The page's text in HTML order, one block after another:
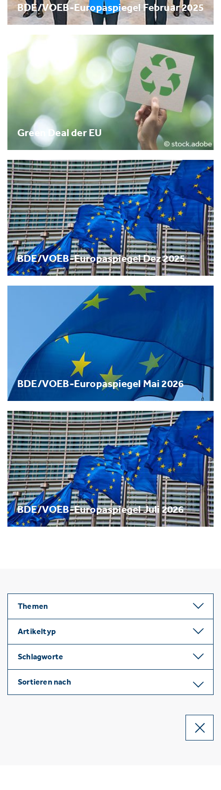
BDE/VOEB-Europaspiegel Februar 2025
Green Deal der EU
BDE/VOEB-Europaspiegel Dez 2025
BDE/VOEB-Europaspiegel Mai 2026
BDE/VOEB-Europaspiegel Juli 2026
Themen
Artikeltyp
Schlagworte
Sortieren nach